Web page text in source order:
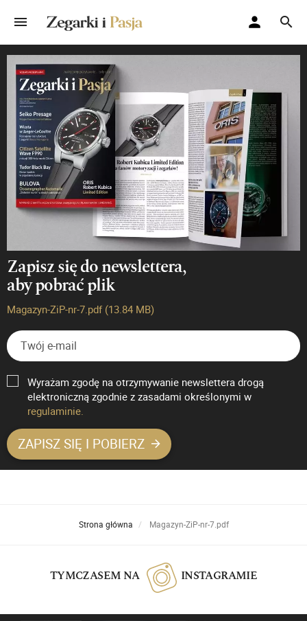
Zapisz się do newslettera,
aby pobrać plik
Magazyn-ZiP-nr-7.pdf (13.84 MB)
Wyrażam zgodę na otrzymywanie newslettera drogą
elektroniczną zgodnie z zasadami określonymi w
regulaminie.
ZAPISZ SIĘ I POBIERZ
Strona główna Magazyn-ZiP-nr-7.pdf
TYMCZASEM NA INSTAGRAMIE